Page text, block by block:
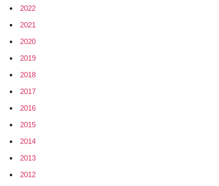
2022
2021
2020
2019
2018
2017
2016
2015
2014
2013
2012